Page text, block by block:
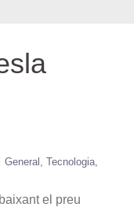
General
Tecnologia
el preu